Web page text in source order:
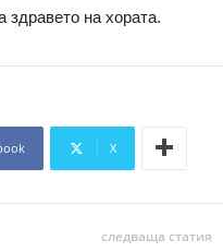
здравето на хората.
X
следваща статия